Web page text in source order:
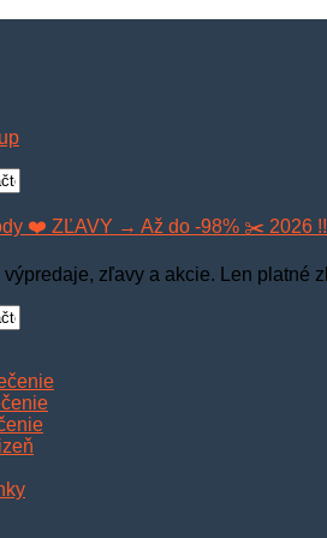
zľavy a akcie. Len platné